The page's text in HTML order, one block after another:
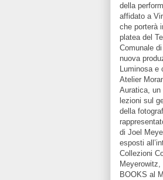
della
affidato a
che porterà
platea del
Comunale
nuova
Luminosa e
Atelier
Auratica, un
lezioni sul
della
di Joel
esposti
Collezioni
BOOKS al